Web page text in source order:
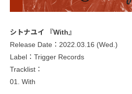
シトナユイ 『With』
Release Date：2022.03.16 (Wed.)
Label：Trigger Records
Tracklist：
01. With